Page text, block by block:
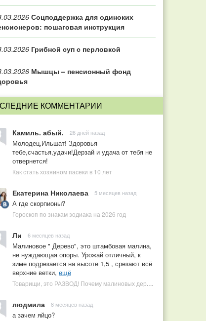
Соцподдержка для одиноких
пошаговая инструкция
Грибной суп с перловкой
Мышцы – пенсионный фонд
КОММЕНТАРИИ
Камиль. абый. 26 дней назад
Молодец,Ильшат! Здоровья
тебе,счастья,удачи!Дерзай и удача от тебя не
отвернется!
Как стать хозяином пасеки в 10 лет
Екатерина Николаева 5 месяцев назад
А где скорпионы?
Гороскоп по знакам зодиака на 2026 год
Ли 6 месяцев назад
Малиновое " Дерево", это штамбовая малина,
не нуждающая опоры. Урожай отличный, к
зиме подрезается на высоте 1,5 , срезают всё
верхние ветки, ещё
Товарищи, это РАЗВОД! Почему малиновых деревьев не бывает, или Как ушлые продавцы наживаются на мечтах садоводов
людмила 8 месяцев назад
а зачем яйцо?